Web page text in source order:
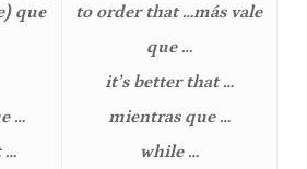
que
…
…
to order that …más vale
que …
it’s better that …
mientras que …
while …